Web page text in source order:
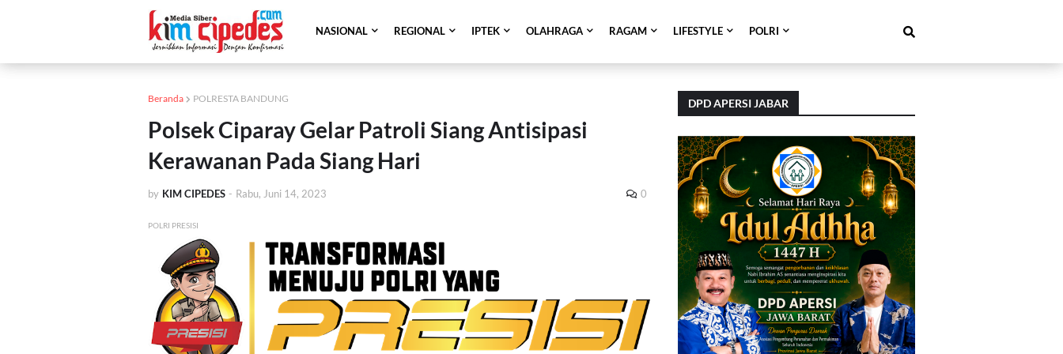
NASIONAL REGIONAL IPTEK OLAHRAGA RAGAM LIFESTYLE POLRI
Beranda POLRESTA BANDUNG
Polsek Ciparay Gelar Patroli Siang Antisipasi
Kerawanan Pada Siang Hari
by KIM CIPEDES - Rabu, Juni 14, 2023 0
POLRI PRESISI
DPD APERSI JABAR